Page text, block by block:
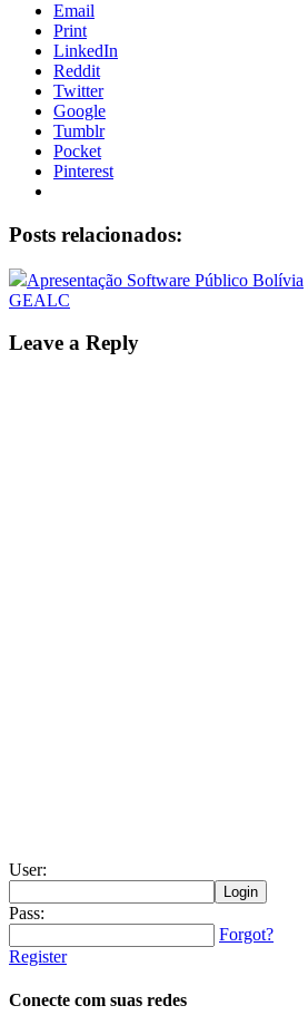
Email
Print
LinkedIn
Reddit
Twitter
Google
Tumblr
Pocket
Pinterest
Posts relacionados:
Apresentação Software Público Bolívia
GEALC
Leave a Reply
User:
Pass:
Forgot?
Register
Conecte com suas redes